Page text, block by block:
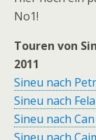
No1!
Touren von
2011
Sineu nach
Sineu nach
Sineu nach